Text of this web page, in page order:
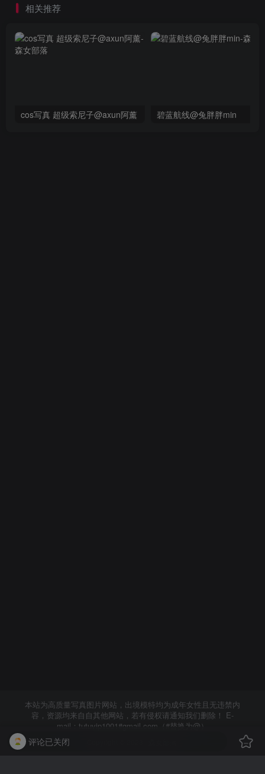
相关推荐
cos写真 超级索尼子@axun阿薰 碧蓝航线@兔胖胖min
本站为高质量写真图片网站，出境模特均为成年女性且无违禁内
容，资源均来自自其他网站，若有侵权请通知我们删除！ E-
mail：tutuvip1001#gmail.com（#替换为@）
评论已关闭